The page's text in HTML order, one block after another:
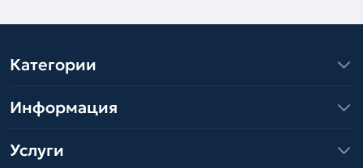
Категории
Информация
Услуги